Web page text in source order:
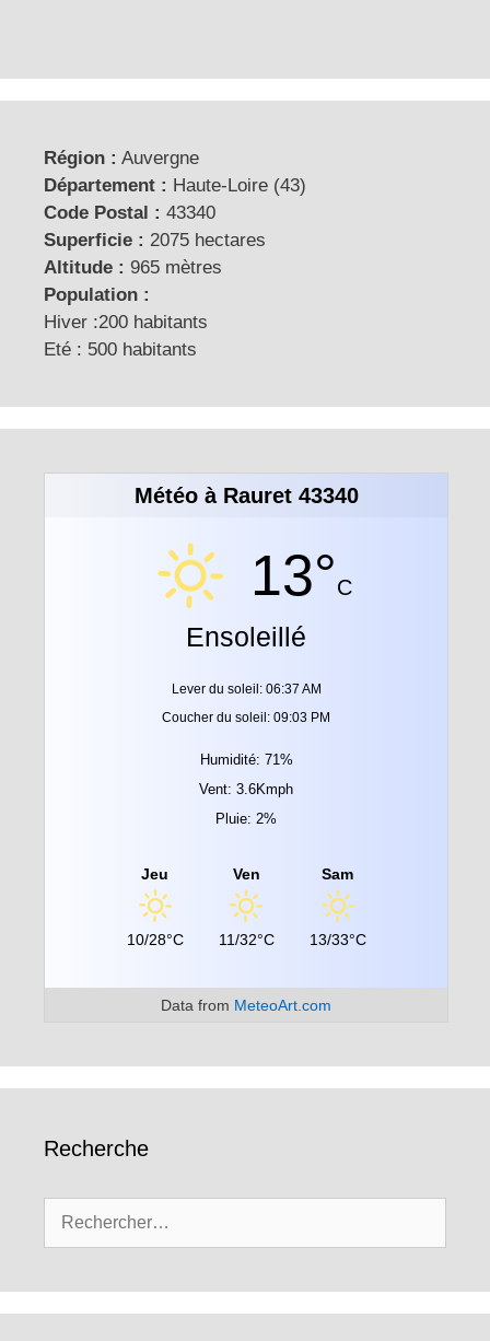
Région : Auvergne
Département : Haute-Loire (43)
Code Postal : 43340
Superficie : 2075 hectares
Altitude : 965 mètres
Population :
Hiver :200 habitants
Eté : 500 habitants
Météo à Rauret 43340
13°C
Ensoleillé
Lever du soleil: 06:37 AM
Coucher du soleil: 09:03 PM
Humidité: 71%
Vent: 3.6Kmph
Pluie: 2%
Jeu
10/28°C
Ven
11/32°C
Sam
13/33°C
Data from MeteoArt.com
Recherche
Rechercher :